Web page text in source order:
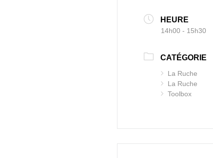
HEURE
14h00 - 15h30
CATÉGORIE
La Ruche
La Ruche
Toolbox